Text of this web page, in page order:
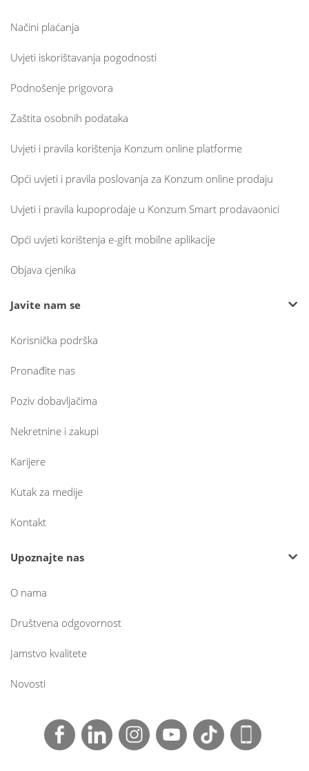
Načini plaćanja
Uvjeti iskorištavanja pogodnosti
Podnošenje prigovora
Zaštita osobnih podataka
Uvjeti i pravila korištenja Konzum online platforme
Opći uvjeti i pravila poslovanja za Konzum online prodaju
Uvjeti i pravila kupoprodaje u Konzum Smart prodavaonici
Opći uvjeti korištenja e-gift mobilne aplikacije
Objava cjenika
Javite nam se
Korisnička podrška
Pronađite nas
Poziv dobavljačima
Nekretnine i zakupi
Karijere
Kutak za medije
Kontakt
Upoznajte nas
O nama
Društvena odgovornost
Jamstvo kvalitete
Novosti